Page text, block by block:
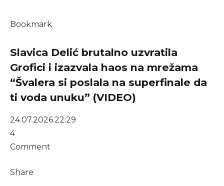
Bookmark
Slavica Delić brutalno uzvratila
Grofici i izazvala haos na mrežama
“Švalera si poslala na superfinale da
ti voda unuku” (VIDEO)
24.07.2026.22:29
4
Comment
Share